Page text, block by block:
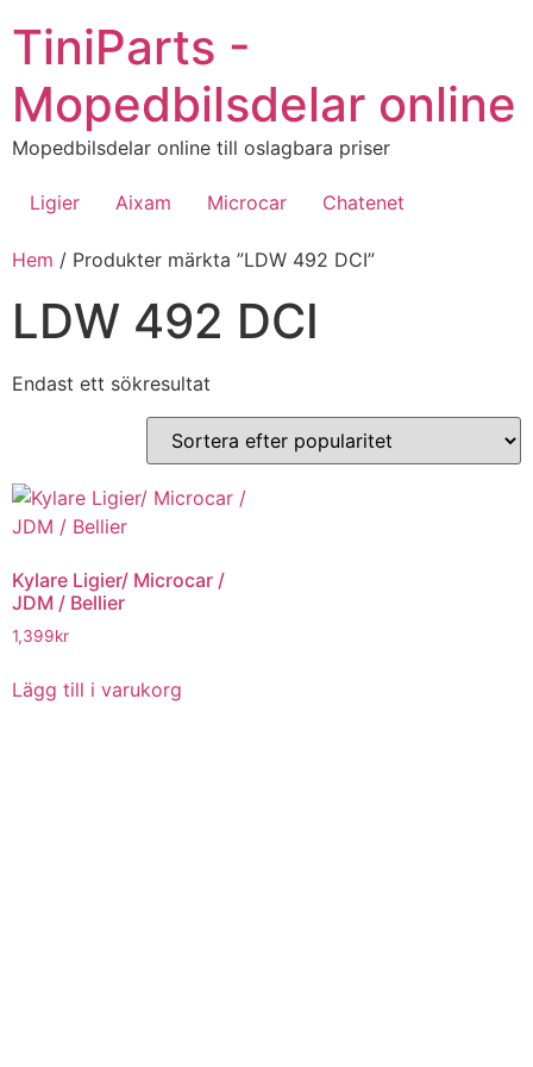
till
innehåll
TiniParts -
Mopedbilsdelar online
Mopedbilsdelar online till oslagbara priser
Ligier Aixam Microcar Chatenet
Hem / Produkter märkta ”LDW 492 DCI”
LDW 492 DCI
Endast ett sökresultat
Kylare Ligier/ Microcar /
JDM / Bellier
1,399kr
Lägg till i varukorg